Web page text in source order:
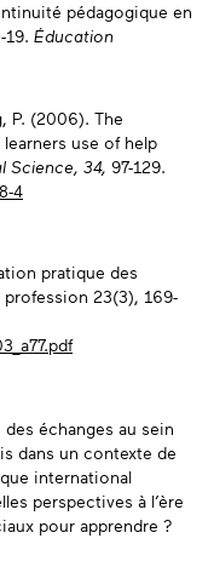
pédagogique en
19. Éducation
P. (2006). The
use of help
Science, 34, 97-129.
4
pratique des
23(3), 169-
échanges au sein
dans un contexte de
international
perspectives à l’ère
pour apprendre ?